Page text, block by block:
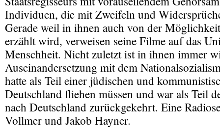
Individuen, die mit Zweifeln und
Gerade weil in ihnen auch von der
erzählt wird, verweisen seine Filme auf das
Menschheit. Nicht zuletzt ist in ihnen immer
Auseinandersetzung mit dem
hatte als Teil einer jüdischen und
Deutschland fliehen müssen und war als Teil
nach Deutschland zurückgekehrt. Eine
Vollmer und Jakob Hayner.